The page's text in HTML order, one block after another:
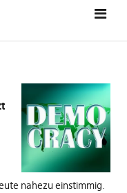
nahezu einstimmig.